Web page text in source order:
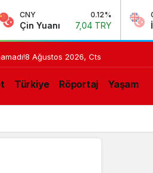
CNY 0.12%
Çin Yuanı 7,04 TRY
GBP
8 Ağustos 2026, Cts
Türkiye Röportaj Yaşam